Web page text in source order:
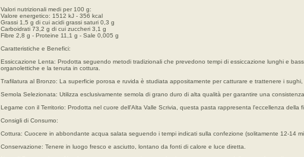
Valori nutrizionali medi per 100 g:
Valore energetico: 1512 kJ - 356 kcal
Grassi 1,5 g di cui acidi grassi saturi 0,3 g
Carboidrati 73,2 g di cui zuccheri 3,1 g
Fibre 2,8 g - Proteine 11,1 g - Sale 0,005 g
Caratteristiche e Benefici:
Essiccazione Lenta: Prodotta seguendo metodi tradizionali che prevedono tempi di essiccazione lunghi e
organolettiche e la tenuta in cottura.
Trafilatura al Bronzo: La superficie porosa e ruvida è studiata appositamente per catturare e trattenere i
Semola Selezionata: Utilizza esclusivamente semola di grano duro di alta qualità per garantire una
Legame con il Territorio: Prodotta nel cuore dell'Alta Valle Scrivia, questa pasta rappresenta l'eccellenza della
Consigli di Consumo:
Cottura: Cuocere in abbondante acqua salata seguendo i tempi indicati sulla confezione (solitamente 12-14
Conservazione: Tenere in luogo fresco e asciutto, lontano da fonti di calore e luce diretta.